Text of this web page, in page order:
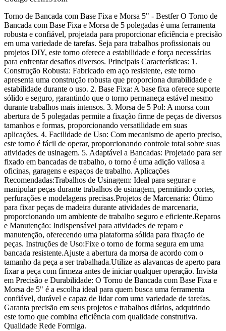
Torno de Bancada com Base Fixa e Morsa 5" - Bestfer O Torno de
Bancada com Base Fixa e Morsa de 5 polegadas é uma ferramenta
robusta e confiável, projetada para proporcionar eficiência e precisão
em uma variedade de tarefas. Seja para trabalhos profissionais ou
projetos DIY, este torno oferece a estabilidade e força necessárias
para enfrentar desafios diversos. Principais Características: 1.
Construção Robusta: Fabricado em aço resistente, este torno
apresenta uma construção robusta que proporciona durabilidade e
estabilidade durante o uso. 2. Base Fixa: A base fixa oferece suporte
sólido e seguro, garantindo que o torno permaneça estável mesmo
durante trabalhos mais intensos. 3. Morsa de 5 Pol: A morsa com
abertura de 5 polegadas permite a fixação firme de peças de diversos
tamanhos e formas, proporcionando versatilidade em suas
aplicações. 4. Facilidade de Uso: Com mecanismo de aperto preciso,
este torno é fácil de operar, proporcionando controle total sobre suas
atividades de usinagem. 5. Adaptável a Bancadas: Projetado para ser
fixado em bancadas de trabalho, o torno é uma adição valiosa a
oficinas, garagens e espaços de trabalho. Aplicações
Recomendadas:Trabalhos de Usinagem: Ideal para segurar e
manipular peças durante trabalhos de usinagem, permitindo cortes,
perfurações e modelagens precisas.Projetos de Marcenaria: Ótimo
para fixar peças de madeira durante atividades de marcenaria,
proporcionando um ambiente de trabalho seguro e eficiente.Reparos
e Manutenção: Indispensável para atividades de reparo e
manutenção, oferecendo uma plataforma sólida para fixação de
peças. Instruções de Uso:Fixe o torno de forma segura em uma
bancada resistente.Ajuste a abertura da morsa de acordo com o
tamanho da peça a ser trabalhada.Utilize as alavancas de aperto para
fixar a peça com firmeza antes de iniciar qualquer operação. Invista
em Precisão e Durabilidade: O Torno de Bancada com Base Fixa e
Morsa de 5" é a escolha ideal para quem busca uma ferramenta
confiável, durável e capaz de lidar com uma variedade de tarefas.
Garanta precisão em seus projetos e trabalhos diários, adquirindo
este torno que combina eficiência com qualidade construtiva.
Qualidade Rede Formiga.